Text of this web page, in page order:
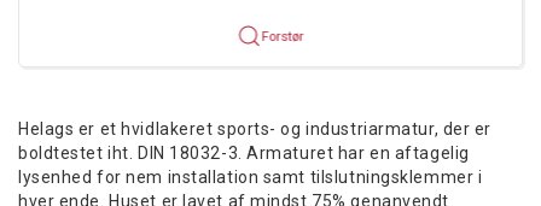
Forstør
Helags er et hvidlakeret sports- og industriarmatur, der er
boldtestet iht. DIN 18032-3. Armaturet har en aftagelig
lysenhed for nem installation samt tilslutningsklemmer i
hver ende. Huset er lavet af mindst 75% genanvendt